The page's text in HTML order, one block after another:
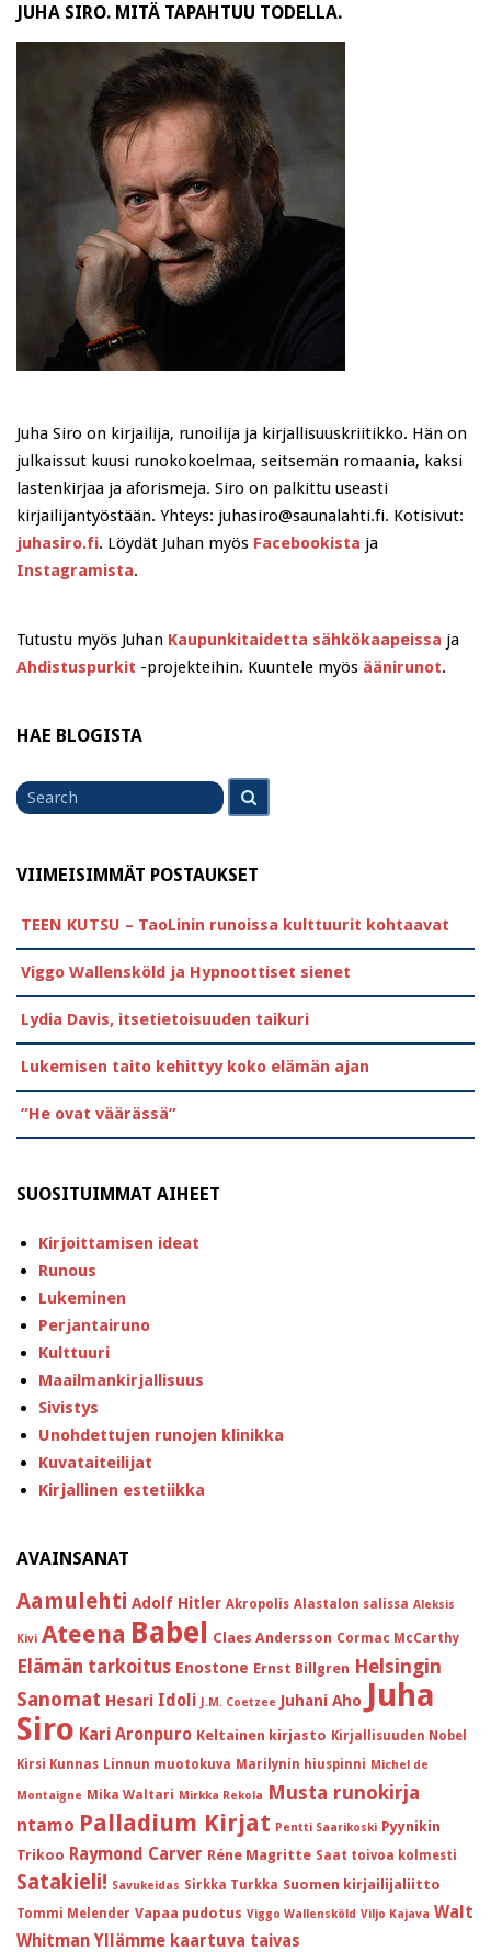
JUHA SIRO. MITÄ TAPAHTUU TODELLA.
Juha Siro on kirjailija, runoilija ja kirjallisuuskriitikko. Hän on
julkaissut kuusi runokokoelmaa, seitsemän romaania, kaksi
lastenkirjaa ja aforismeja. Siro on palkittu useasti
kirjailijantyöstään. Yhteys: juhasiro@saunalahti.fi. Kotisivut:
juhasiro.fi. Löydät Juhan myös Facebookista ja
Instagramista.
Tutustu myös Juhan Kaupunkitaidetta sähkökaapeissa ja
Ahdistuspurkit -projekteihin. Kuuntele myös äänirunot.
HAE BLOGISTA
Search
for
VIIMEISIMMÄT POSTAUKSET
TEEN KUTSU – TaoLinin runoissa kulttuurit kohtaavat
Viggo Wallensköld ja Hypnoottiset sienet
Lydia Davis, itsetietoisuuden taikuri
Lukemisen taito kehittyy koko elämän ajan
”He ovat väärässä”
SUOSITUIMMAT AIHEET
Kirjoittamisen ideat
Runous
Lukeminen
Perjantairuno
Kulttuuri
Maailmankirjallisuus
Sivistys
Unohdettujen runojen klinikka
Kuvataiteilijat
Kirjallinen estetiikka
AVAINSANAT
Aamulehti Adolf Hitler Akropolis Alastalon salissa Aleksis
Kivi Ateena Babel Claes Andersson Cormac McCarthy
Elämän tarkoitus Enostone Ernst Billgren Helsingin
Sanomat Hesari Idoli J.M. Coetzee Juhani Aho Juha
Siro Kari Aronpuro Keltainen kirjasto Kirjallisuuden Nobel
Kirsi Kunnas Linnun muotokuva Marilynin hiuspinni Michel de
Montaigne Mika Waltari Mirkka Rekola Musta runokirja
ntamo Palladium Kirjat Pentti Saarikoski Pyynikin
Trikoo Raymond Carver Réne Magritte Saat toivoa kolmesti
Satakieli! Savukeidas Sirkka Turkka Suomen kirjailijaliitto
Tommi Melender Vapaa pudotus Viggo Wallensköld Viljo Kajava Walt
Whitman Yllämme kaartuva taivas